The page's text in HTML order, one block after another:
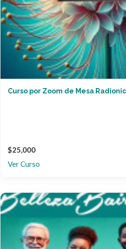
Curso por Zoom de Mesa
$25,000
Ver Curso